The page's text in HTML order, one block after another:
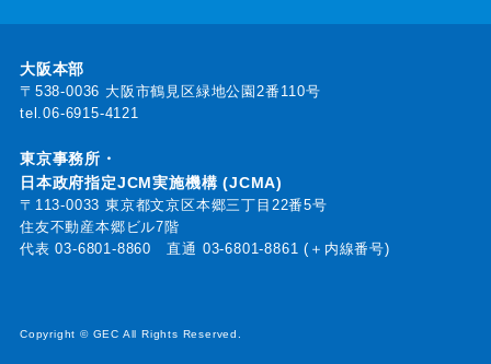
大阪本部
〒538-0036 大阪市鶴見区緑地公園2番110号
tel.06-6915-4121
東京事務所・
日本政府指定JCM実施機構 (JCMA)
〒113-0033 東京都文京区本郷三丁目22番5号
住友不動産本郷ビル7階
代表03-6801-8860 直通 03-6801-8861 (＋内線番号)
Copyright © GEC All Rights Reserved.